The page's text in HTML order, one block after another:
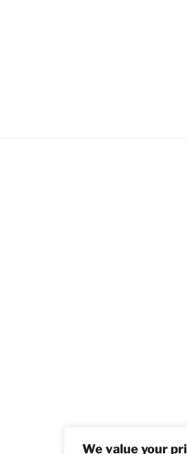
We value your